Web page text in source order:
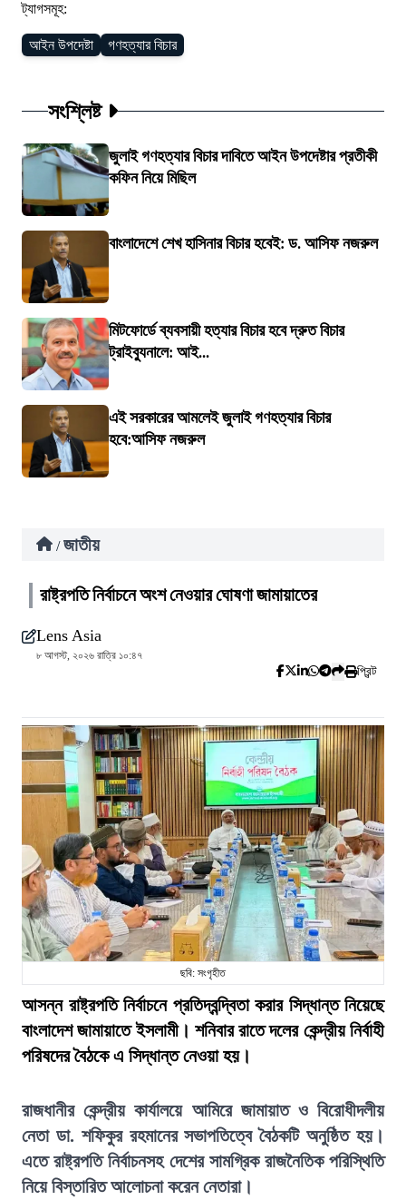
ট্যাগসমূহ:
আইন উপদেষ্টা গণহত্যার বিচার
সংশ্লিষ্ট
জুলাই গণহত্যার বিচার দাবিতে আইন উপদেষ্টার প্রতীকী
কফিন নিয়ে মিছিল
বাংলাদেশে শেখ হাসিনার বিচার হবেই: ড. আসিফ নজরুল
মিটফোর্ডে ব্যবসায়ী হত্যার বিচার হবে দ্রুত বিচার
ট্রাইব্যুনালে: আই...
এই সরকারের আমলেই জুলাই গণহত্যার বিচার
হবে:আসিফ নজরুল
/ জাতীয়
রাষ্ট্রপতি নির্বাচনে অংশ নেওয়ার ঘোষণা জামায়াতের
Lens Asia
৮ আগস্ট, ২০২৬ রাত্রি ১০:৪৭
প্রিন্ট
ছবি: সংগৃহীত
আসন্ন রাষ্ট্রপতি নির্বাচনে প্রতিদ্বন্দ্বিতা করার সিদ্ধান্ত নিয়েছে
বাংলাদেশ জামায়াতে ইসলামী। শনিবার রাতে দলের কেন্দ্রীয় নির্বাহী
পরিষদের বৈঠকে এ সিদ্ধান্ত নেওয়া হয়।
রাজধানীর কেন্দ্রীয় কার্যালয়ে আমিরে জামায়াত ও বিরোধীদলীয়
নেতা ডা. শফিকুর রহমানের সভাপতিত্বে বৈঠকটি অনুষ্ঠিত হয়।
এতে রাষ্ট্রপতি নির্বাচনসহ দেশের সামগ্রিক রাজনৈতিক পরিস্থিতি
নিয়ে বিস্তারিত আলোচনা করেন নেতারা।